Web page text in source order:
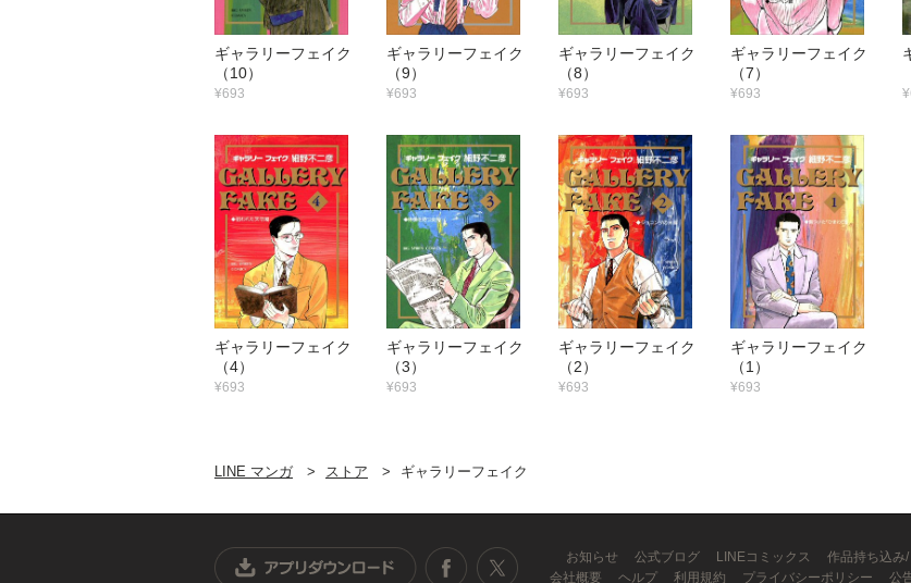
ギャラリーフェイク
（10）
¥693
ギャラリーフェイク
（9）
¥693
ギャラリーフェイク
（8）
¥693
ギャラリーフェイク
（7）
¥693
ギャラリーフェイク
（4）
¥693
ギャラリーフェイク
（3）
¥693
ギャラリーフェイク
（2）
¥693
ギャラリーフェイク
（1）
¥693
LINE マンガ ストア ギャラリーフェイク
お知らせ 公式ブログ LINEコミックス 作品持ち込み
会社概要
ヘルプ 利用規約 プライバシーポリシー 公